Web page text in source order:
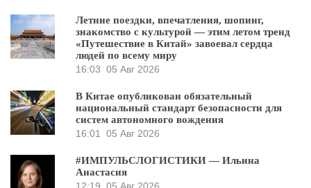
Летние поездки, впечатления, шопинг,
знакомство с культурой — этим летом тренд
«Путешествие в Китай» завоевал сердца
людей по всему миру
16:03 05 Авг 2026
В Китае опубликован обязательный
национальный стандарт безопасности для
систем автономного вождения
16:01 05 Авг 2026
#ИМПУЛЬСЛОГИСТИКИ — Ильина
Анастасия